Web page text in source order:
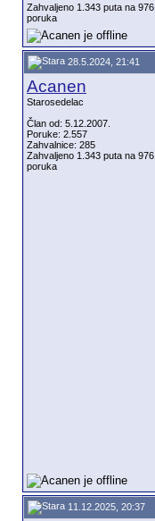
Zahvaljeno 1.343 puta na 976
poruka
28.5.2024, 21:41
Acanen
Starosedelac
Član od: 5.12.2007.
Poruke: 2.557
Zahvalnice: 285
Zahvaljeno 1.343 puta na 976
poruka
11.12.2025, 20:37